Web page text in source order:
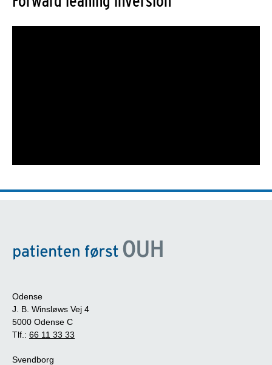
Odense
J. B. Winsløws Vej 4
5000 Odense C
Tlf.: 66 11 33 33
Svendborg